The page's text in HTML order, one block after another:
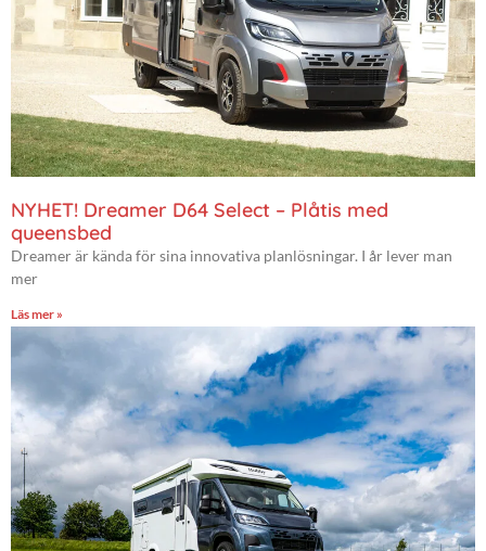
NYHET! Dreamer D64 Select – Plåtis med
queensbed
Dreamer är kända för sina innovativa planlösningar. I år lever man
mer
Läs mer »